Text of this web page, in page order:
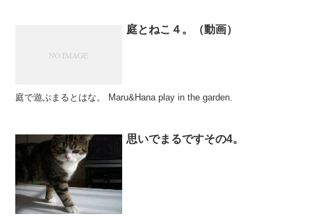
庭とねこ４。（動画）
庭で遊ぶまるとはな。 Maru&Hana play in the garden.
思いでまるですその4。